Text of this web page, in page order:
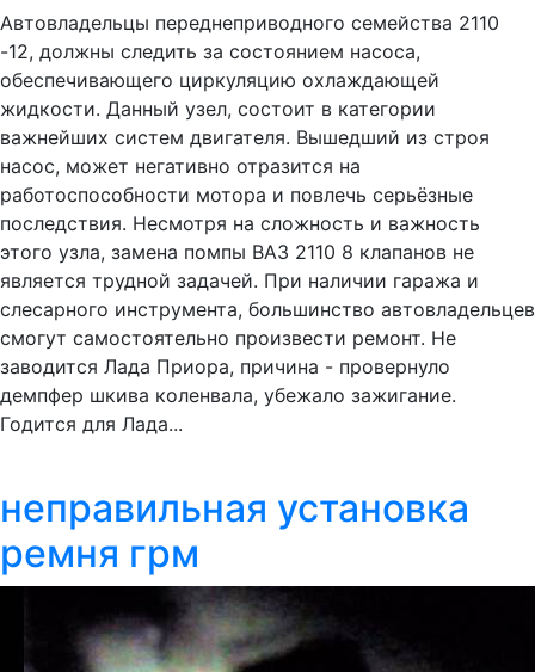
Автовладельцы переднеприводного семейства 2110
-12, должны следить за состоянием насоса,
обеспечивающего циркуляцию охлаждающей
жидкости. Данный узел, состоит в категории
важнейших систем двигателя. Вышедший из строя
насос, может негативно отразится на
работоспособности мотора и повлечь серьёзные
последствия. Несмотря на сложность и важность
этого узла, замена помпы ВАЗ 2110 8 клапанов не
является трудной задачей. При наличии гаража и
слесарного инструмента, большинство автовладельцев
смогут самостоятельно произвести ремонт. Не
заводится Лада Приора, причина - провернуло
демпфер шкива коленвала, убежало зажигание.
Годится для Лада...
неправильная установка
ремня грм